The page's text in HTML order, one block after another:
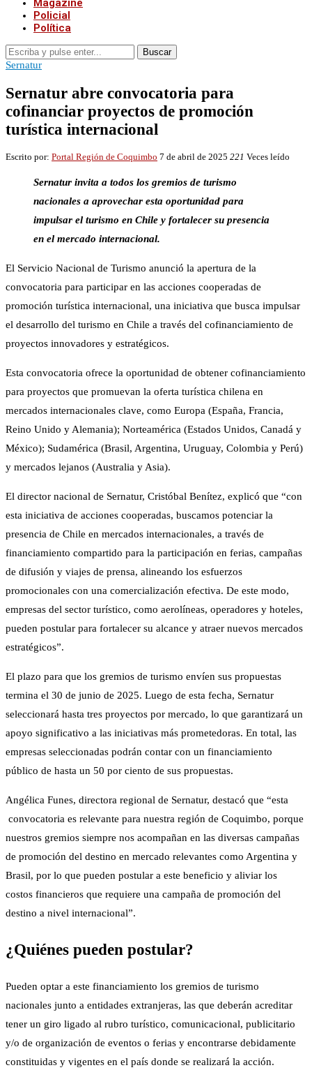
Magazine
Policial
Política
Buscar
Sernatur
Sernatur abre convocatoria para
cofinanciar proyectos de promoción
turística internacional
Escrito por: Portal Región de Coquimbo 7 de abril de 2025 221 Veces leído
Sernatur invita a todos los gremios de turismo
nacionales a aprovechar esta oportunidad para
impulsar el turismo en Chile y fortalecer su presencia
en el mercado internacional.
El Servicio Nacional de Turismo anunció la apertura de la
convocatoria para participar en las acciones cooperadas de
promoción turística internacional, una iniciativa que busca impulsar
el desarrollo del turismo en Chile a través del cofinanciamiento de
proyectos innovadores y estratégicos.
Esta convocatoria ofrece la oportunidad de obtener cofinanciamiento
para proyectos que promuevan la oferta turística chilena en
mercados internacionales clave, como Europa (España, Francia,
Reino Unido y Alemania); Norteamérica (Estados Unidos, Canadá y
México); Sudamérica (Brasil, Argentina, Uruguay, Colombia y Perú)
y mercados lejanos (Australia y Asia).
El director nacional de Sernatur, Cristóbal Benítez, explicó que “con
esta iniciativa de acciones cooperadas, buscamos potenciar la
presencia de Chile en mercados internacionales, a través de
financiamiento compartido para la participación en ferias, campañas
de difusión y viajes de prensa, alineando los esfuerzos
promocionales con una comercialización efectiva. De este modo,
empresas del sector turístico, como aerolíneas, operadores y hoteles,
pueden postular para fortalecer su alcance y atraer nuevos mercados
estratégicos”.
El plazo para que los gremios de turismo envíen sus propuestas
termina el 30 de junio de 2025. Luego de esta fecha, Sernatur
seleccionará hasta tres proyectos por mercado, lo que garantizará un
apoyo significativo a las iniciativas más prometedoras. En total, las
empresas seleccionadas podrán contar con un financiamiento
público de hasta un 50 por ciento de sus propuestas.
Angélica Funes, directora regional de Sernatur, destacó que “esta
convocatoria es relevante para nuestra región de Coquimbo, porque
nuestros gremios siempre nos acompañan en las diversas campañas
de promoción del destino en mercado relevantes como Argentina y
Brasil, por lo que pueden postular a este beneficio y aliviar los
costos financieros que requiere una campaña de promoción del
destino a nivel internacional”.
¿Quiénes pueden postular?
Pueden optar a este financiamiento los gremios de turismo
nacionales junto a entidades extranjeras, las que deberán acreditar
tener un giro ligado al rubro turístico, comunicacional, publicitario
y/o de organización de eventos o ferias y encontrarse debidamente
constituidas y vigentes en el país donde se realizará la acción.